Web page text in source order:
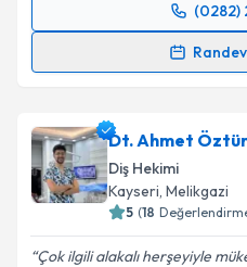
(0282)
Randevu Takvimi
için bir takvim
bilgilendireceğiz.
E-posta Adresiniz
Dt. Ahmet
Diş Hekimi
Kayseri, Melikgazi
5 (18
Çok ilgili alakalı herşeyiyle